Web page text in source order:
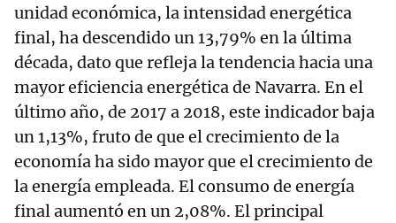
unidad económica, la intensidad energética
final, ha descendido un 13,79% en la última
década, dato que refleja la tendencia hacia una
mayor eficiencia energética de Navarra. En el
último año, de 2017 a 2018, este indicador baja
un 1,13%, fruto de que el crecimiento de la
economía ha sido mayor que el crecimiento de
la energía empleada. El consumo de energía
final aumentó en un 2,08%. El principal